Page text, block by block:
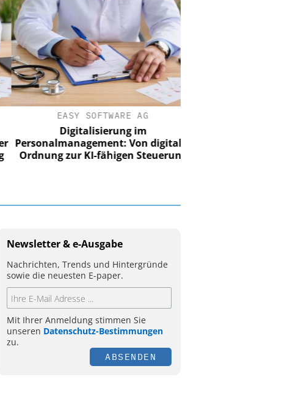
EASY SOFTWARE AG
Digitalisierung im
Personalmanagement: Von digitaler
Ordnung zur KI-fähigen Steuerung
Newsletter & e-Ausgabe
Nachrichten, Trends und Hintergründe
sowie die neuesten E-paper.
Mit Ihrer Anmeldung stimmen Sie
unseren Datenschutz-Bestimmungen
zu.
ABSENDEN